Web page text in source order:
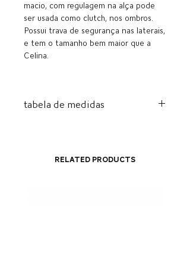
macio, com regulagem na alça pode
ser usada como clutch, nos ombros.
Possui trava de segurança nas laterais,
e tem o tamanho bem maior que a
Celina.
tabela de medidas
40cm 4cm 47cm
Related Products